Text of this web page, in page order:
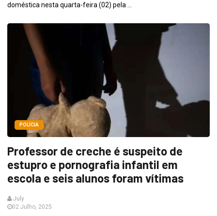
doméstica nesta quarta-feira (02) pela ...
POLÍCIA
Professor de creche é suspeito de
estupro e pornografia infantil em
escola e seis alunos foram vítimas
July
02 Julho, 2025